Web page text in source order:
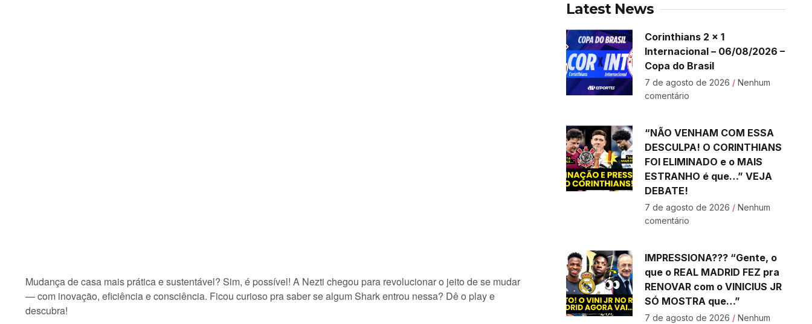
Mudança de casa mais prática e sustentável? Sim, é possível! A Nezti chegou para revolucionar o jeito de se mudar
— com inovação, eficiência e consciência. Ficou curioso pra saber se algum Shark entrou nessa? Dê o play e
descubra!
Latest News
Corinthians 2 x 1
Internacional – 06/08/2026 –
Copa do Brasil
7 de agosto de 2026 Nenhum
comentário
“NÃO VENHAM COM ESSA
DESCULPA! O CORINTHIANS
FOI ELIMINADO e o MAIS
ESTRANHO é que…” VEJA
DEBATE!
7 de agosto de 2026 Nenhum
comentário
IMPRESSIONA??? “Gente, o
que o REAL MADRID FEZ pra
RENOVAR com o VINICIUS JR
SÓ MOSTRA que…”
7 de agosto de 2026 Nenhum